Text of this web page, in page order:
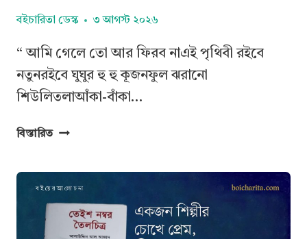
অনেকক্ষণ
থাকে
বইচারিতা ডেস্ক ৩ আগস্ট ২০২৬
“ আমি গেলে তো আর ফিরব নাএই পৃথিবী রইবে
নতুনরইবে ঘুঘুর হু হু কূজনফুল ঝরানো
শিউলিতলাআঁকা-বাঁকা…
বিস্তারিতএক
স্মৃতির
ঠিকানায়